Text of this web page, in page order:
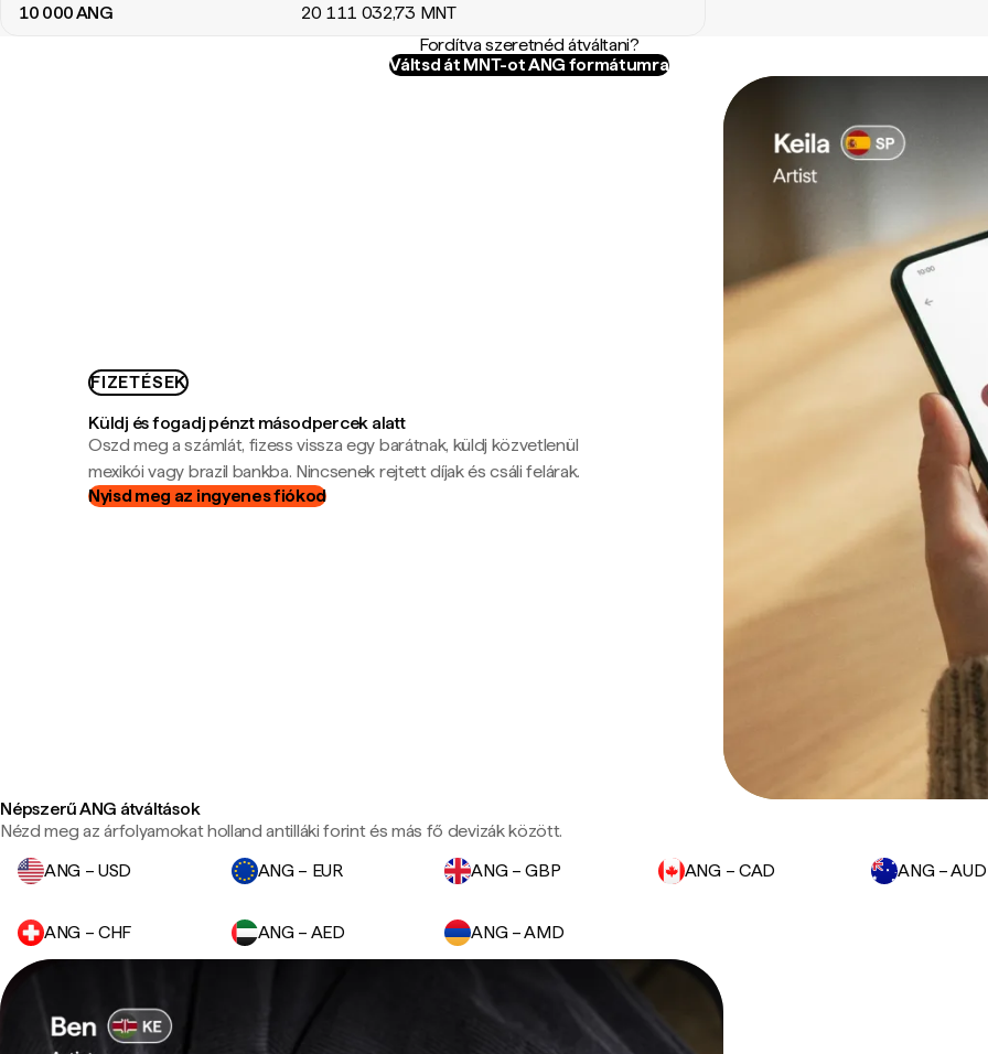
10 000ANG 20 111 032,73 MNT
Fordítva szeretnéd átváltani?
Váltsd át MNT-ot ANG formátumra
FIZETÉSEK
Küldj és fogadj pénzt másodpercek alatt
Oszd meg a számlát, fizess vissza egy barátnak, küldj közvetlenül
mexikói vagy brazil bankba. Nincsenek rejtett díjak és csáli felárak.
Nyisd meg az ingyenes fiókod
Népszerű ANG átváltások
Nézd meg az árfolyamokat holland antilláki forint és más fő devizák között.
ANG – USD
ANG – EUR ANG – GBP ANG – CAD ANG – AUD
ANG – CHF ANG – AED ANG – AMD